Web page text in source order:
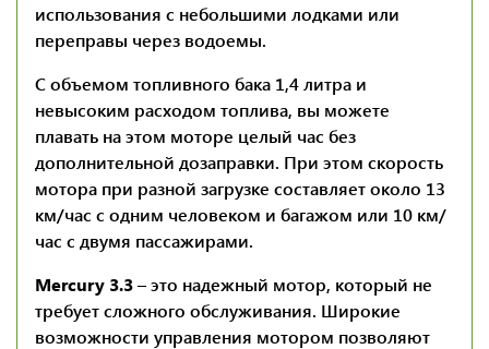
использования с небольшими лодками или
переправы через водоемы.
С объемом топливного бака 1,4 литра и
невысоким расходом топлива, вы можете
плавать на этом моторе целый час без
дополнительной дозаправки. При этом скорость
мотора при разной загрузке составляет около 13
км/час с одним человеком и багажом или 10 км/
час с двумя пассажирами.
Mercury 3.3– это надежный мотор, который не
требует сложного обслуживания. Широкие
возможности управления мотором позволяют